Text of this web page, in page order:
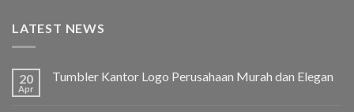
LATEST NEWS
20
Apr
Tumbler Kantor Logo Perusahaan Murah dan Elegan